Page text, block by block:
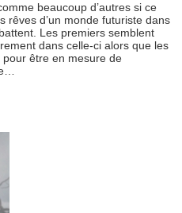
beaucoup d’autres si ce
rêves d’un monde futuriste dans
Les premiers semblent
dans celle-ci alors que les
pour être en mesure de